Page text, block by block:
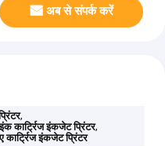
अब से संपर्क करें
,
कार्ट्रिज इंकजेट प्रिंटर,
इंकजेट प्रिंटर